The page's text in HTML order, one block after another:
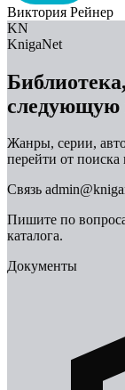
Виктория Рейнер
KN
KnigaNet
следующую
Жанры, серии,
перейти от
Связь
Пишите по
каталога.
Документы